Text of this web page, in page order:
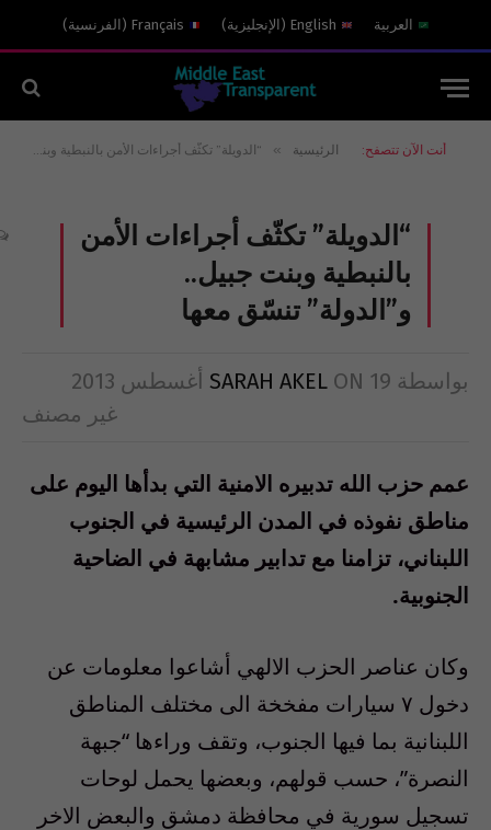
العربية English
( الإنجليزية)
Français
( الفرنسية)
أنت الآن تتصفح: الرئيسية » “الدويلة” تكثّف أجراءات الأمن بالنبطية وبنت جبيل.. و”الدولة” تنسّق معها
“الدويلة” تكثّف أجراءات الأمن
بالنبطية وبنت جبيل..
و”الدولة” تنسّق معها
بواسطة SARAH AKEL ON 19 أغسطس 2013
غير مصنف
عمم حزب الله تدبيره الامنية التي بدأها اليوم على
مناطق نفوذه في المدن الرئيسية في الجنوب
اللبناني، تزامنا مع تدابير مشابهة في الضاحية
الجنوبية.
وكان عناصر الحزب الالهي أشاعوا معلومات عن
دخول ٧ سيارات مفخخة الى مختلف المناطق
اللبنانية بما فيها الجنوب، وتقف وراءها “جبهة
النصرة”، حسب قولهم، وبعضها يحمل لوحات
تسجيل سورية في محافظة دمشق والبعض الاخر